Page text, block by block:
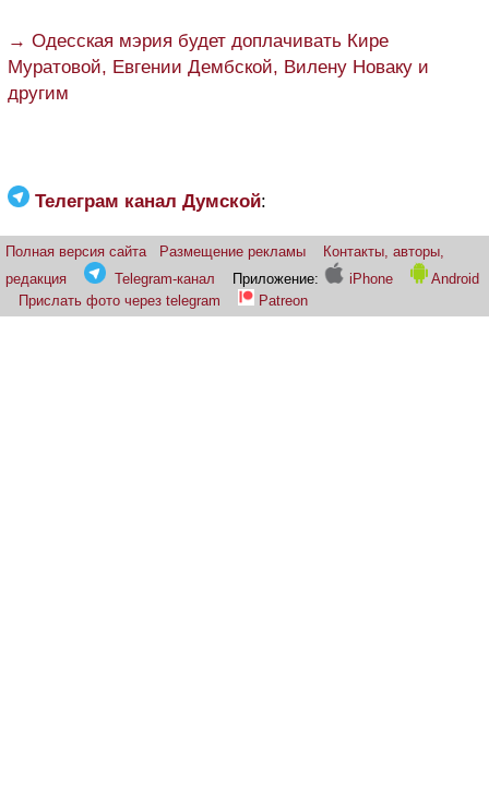
→ Одесская мэрия будет доплачивать Кире
Муратовой, Евгении Дембской, Вилену Новаку и
другим
Телеграм канал Думской:
Полная версия сайта Размещение рекламы
Контакты, авторы,
редакция
Telegram-канал Приложение: iPhone
Android
Прислать фото через telegram
Patreon